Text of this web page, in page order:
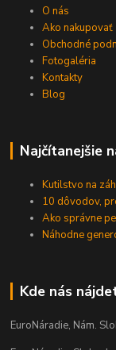
O nás
Ako nakupovať
Obchodné
Fotogaléria
Kontakty
Blog
Najčítanejšie
Kutilstvo na
10 dôvodov,
Ako správne
Náhodne
Kde nás
EuroNáradie, Nám.